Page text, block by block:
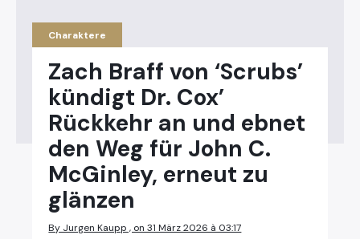
Charaktere
Zach Braff von ‘Scrubs’
kündigt Dr. Cox’
Rückkehr an und ebnet
den Weg für John C.
McGinley, erneut zu
glänzen
By Jurgen Kaupp , on 31 März 2026 à 03:17